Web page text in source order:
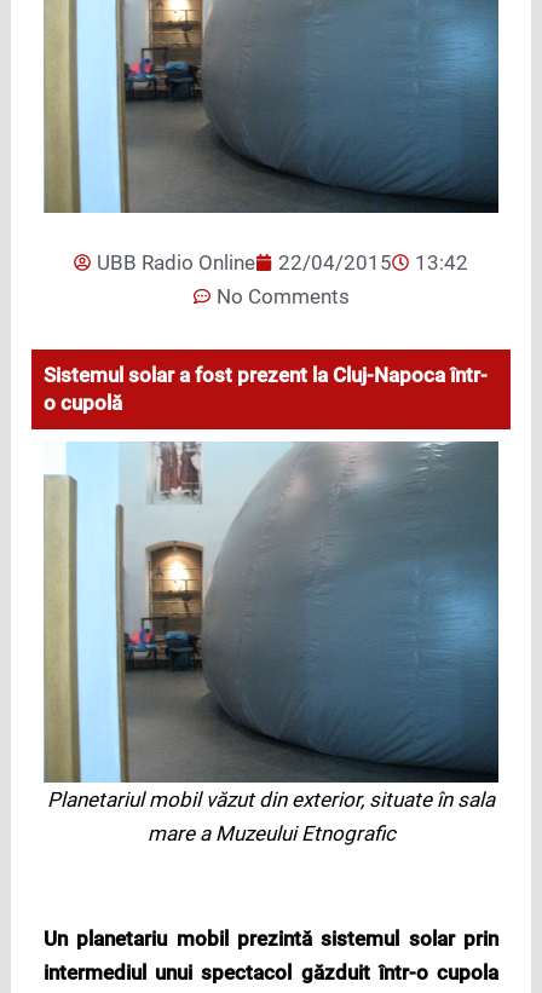
UBB Radio Online 22/04/2015
13:42
No Comments
Sistemul solar a fost prezent la Cluj-Napoca într-
o cupolă
Planetariul mobil văzut din exterior, situate în sala
mare a Muzeului Etnografic
Un planetariu mobil prezintă sistemul solar prin
intermediul unui spectacol găzduit într-o cupola